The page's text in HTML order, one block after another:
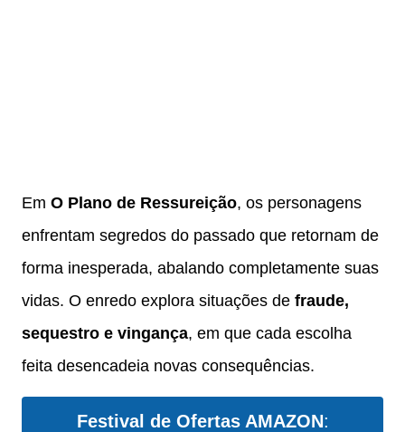
Em O Plano de Ressureição, os personagens
enfrentam segredos do passado que retornam de
forma inesperada, abalando completamente suas
vidas. O enredo explora situações de fraude,
sequestro e vingança, em que cada escolha
feita desencadeia novas consequências.
Festival de Ofertas AMAZON: